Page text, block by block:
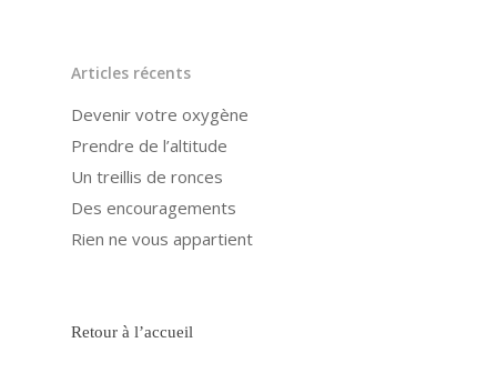
Articles récents
Devenir votre oxygène
Prendre de l’altitude
Un treillis de ronces
Des encouragements
Rien ne vous appartient
Retour à l’accueil